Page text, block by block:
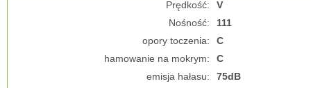
Prędkość:
V
Nośność:
111
opory toczenia:
C
hamowanie na mokrym:
C
emisja hałasu:
75dB